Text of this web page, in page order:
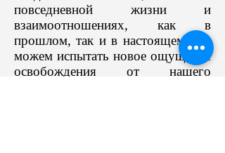
повседневной жизни и
взаимоотношениях, как в
прошлом, так и в настоящем, мы
можем испытать новое ощущение
освобождения от нашего